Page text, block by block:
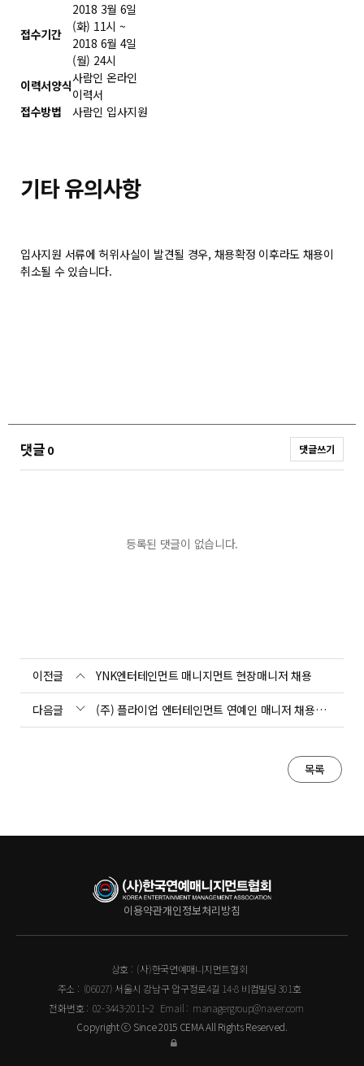
접수기간
2018 3월 6일
(화) 11시 ~
2018 6월 4일
(월) 24시
이력서양식사람인 온라인
이력서
접수방법
사람인 입사지원
기타 유의사항
입사지원 서류에 허위사실이 발견될 경우, 채용확정 이후라도 채용이
취소될 수 있습니다.
댓글0 댓글쓰기
등록된 댓글이 없습니다.
이전글 YNK엔터테인먼트 매니지먼트 현장매니저 채용
다음글 (주) 플라이업 엔터테인먼트 연예인 매니저 채용공고
목록
이용약관개인정보처리방침
상호 : (사)한국연예매니지먼트협회
주소 : (06027) 서울시 강남구 압구정로4길 14-8 비컴빌딩 301호
전화번호 : 02-3443-2011~2 Email : managergroup@naver.com
Copyright ⓒ Since 2015 CEMA All Rights Reserved.